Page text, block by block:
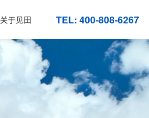
关于见田 TEL: 400-808-6267